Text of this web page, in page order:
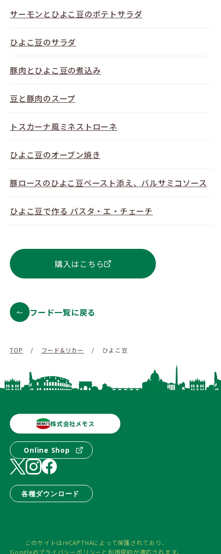
サーモンとひよこ豆のポテトサラダ
ひよこ豆のサラダ
豚肉とひよこ豆の煮込み
豆と豚肉のスープ
トスカーナ風ミネストローネ
ひよこ豆のオーブン焼き
豚ロースのひよこ豆ペースト添え、バルサミコソース
ひよこ豆で作る パスタ・エ・チェーチ
購入はこちら
フード一覧に戻る
TOP / フード&リカー / ひよこ豆
株式会社メモス
Online Shop
各種ダウンロード
このサイトはreCAPTHAによって保護されており、
Googleのプライバシーポリシー と利用規約が適応されます。